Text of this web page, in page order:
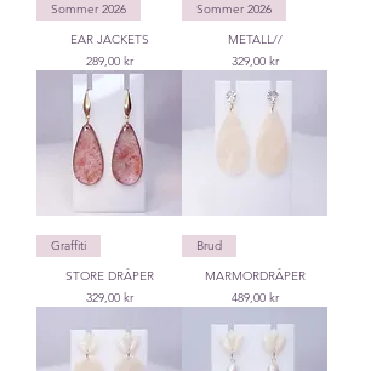
Sommer 2026
EAR JACKETS
Price
289,00 kr
Sommer 2026
METALL//
Price
329,00 kr
Graffiti
STORE DRÅPER
Price
329,00 kr
Brud
MARMORDRÅPER
Price
489,00 kr